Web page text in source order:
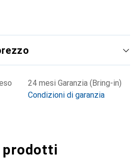
24 mesi Garanzia (Bring-in)
Condizioni di garanzia
prodotti